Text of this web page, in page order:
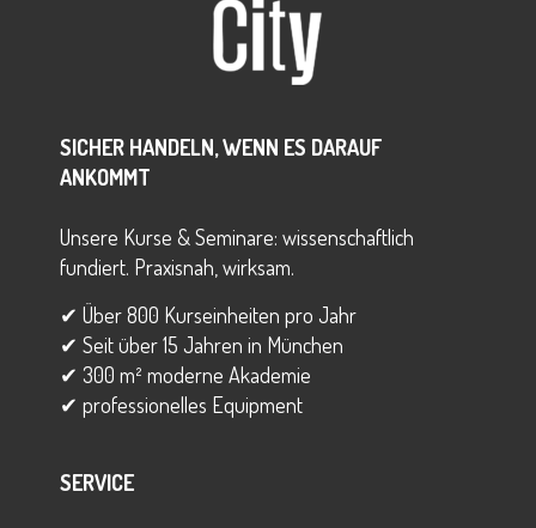
SICHER HANDELN, WENN ES DARAUF
ANKOMMT
Unsere Kurse & Seminare: wissenschaftlich
fundiert. Praxisnah, wirksam.
✔ Über 800 Kurseinheiten pro Jahr
✔ Seit über 15 Jahren in München
✔ 300 m² moderne Akademie
✔ professionelles Equipment
SERVICE